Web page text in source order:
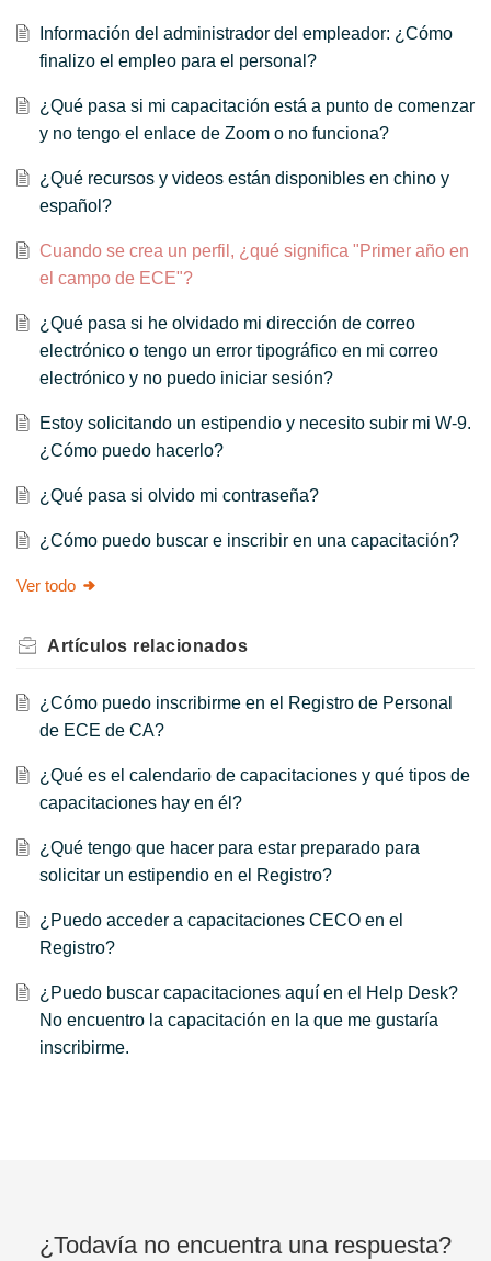
Información del administrador del empleador: ¿Cómo
finalizo el empleo para el personal?
¿Qué pasa si mi capacitación está a punto de comenzar
y no tengo el enlace de Zoom o no funciona?
¿Qué recursos y videos están disponibles en chino y
español?
Cuando se crea un perfil, ¿qué significa "Primer año en
el campo de ECE"?
¿Qué pasa si he olvidado mi dirección de correo
electrónico o tengo un error tipográfico en mi correo
electrónico y no puedo iniciar sesión?
Estoy solicitando un estipendio y necesito subir mi W-9.
¿Cómo puedo hacerlo?
¿Qué pasa si olvido mi contraseña?
¿Cómo puedo buscar e inscribir en una capacitación?
Ver todo
Artículos relacionados
¿Cómo puedo inscribirme en el Registro de Personal
de ECE de CA?
¿Qué es el calendario de capacitaciones y qué tipos de
capacitaciones hay en él?
¿Qué tengo que hacer para estar preparado para
solicitar un estipendio en el Registro?
¿Puedo acceder a capacitaciones CECO en el
Registro?
¿Puedo buscar capacitaciones aquí en el Help Desk?
No encuentro la capacitación en la que me gustaría
inscribirme.
¿Todavía no encuentra una respuesta?